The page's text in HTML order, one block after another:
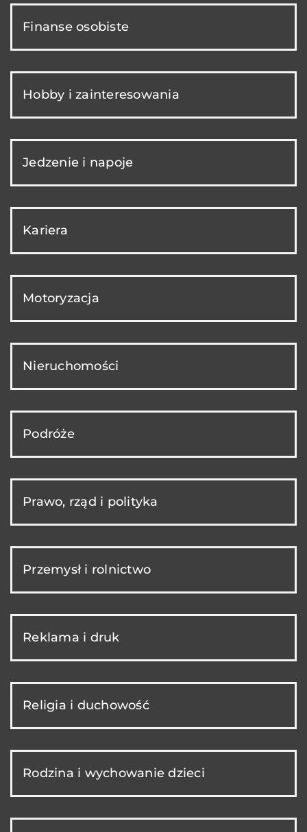
Finanse osobiste
Hobby i zainteresowania
Jedzenie i napoje
Kariera
Motoryzacja
Nieruchomości
Podróże
Prawo, rząd i polityka
Przemysł i rolnictwo
Reklama i druk
Religia i duchowość
Rodzina i wychowanie dzieci